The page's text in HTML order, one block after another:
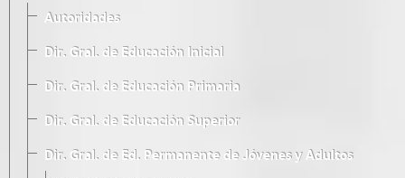
Autoridades
Dir. Gral. de Educación Inicial
Dir. Gral. de Educación Primaria
Dir. Gral. de Educación Superior
Dir. Gral. de Ed. Permanente de Jóvenes y Adultos